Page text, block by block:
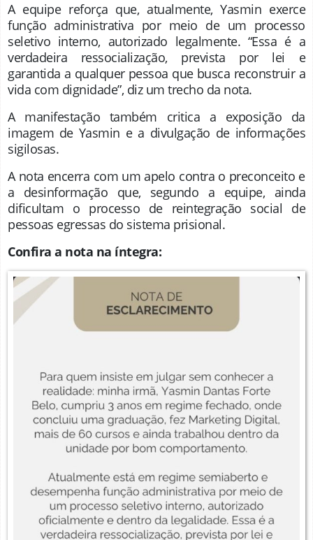
A equipe reforça que, atualmente, Yasmin exerce
função administrativa por meio de um processo
seletivo interno, autorizado legalmente. “Essa é a
verdadeira ressocialização, prevista por lei e
garantida a qualquer pessoa que busca reconstruir a
vida com dignidade”, diz um trecho da nota.
A manifestação também critica a exposição da
imagem de Yasmin e a divulgação de informações
sigilosas.
A nota encerra com um apelo contra o preconceito e
a desinformação que, segundo a equipe, ainda
dificultam o processo de reintegração social de
pessoas egressas do sistema prisional.
Confira a nota na íntegra: